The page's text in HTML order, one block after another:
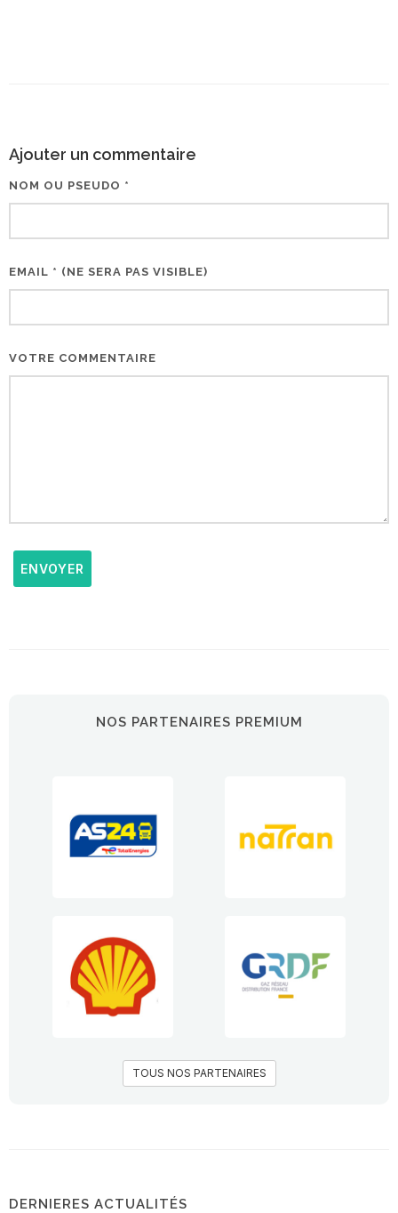
Ajouter un commentaire
NOM OU PSEUDO *
EMAIL * (NE SERA PAS VISIBLE)
VOTRE COMMENTAIRE
ENVOYER
NOS PARTENAIRES PREMIUM
TOUS NOS PARTENAIRES
DERNIERES ACTUALITÉS